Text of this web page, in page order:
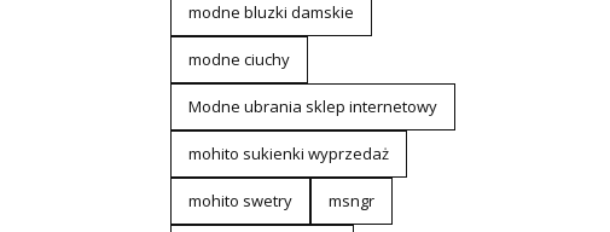
modne bluzki damskie
modne ciuchy
Modne ubrania sklep internetowy
mohito sukienki wyprzedaż
mohito swetry msngr